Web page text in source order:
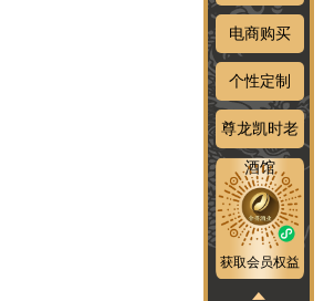
电商购买
个性定制
尊龙凯时老
酒馆
获取会员权益